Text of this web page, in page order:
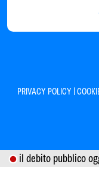
PRIVACY POLICY |
il debito pubblico